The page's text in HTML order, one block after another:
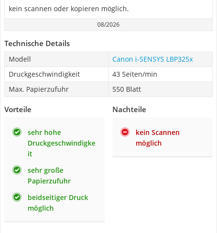
kein scannen oder kopieren möglich.
08/2026
Technische Details
Modell
Canon i-SENSYS LBP325x
Druckgeschwindigkeit
43 Seiten/min
Max. Papierzufuhr
550 Blatt
Vorteile
sehr hohe
Druckgeschwindigke
it
sehr große
Papierzufuhr
beidseitiger Druck
möglich
Nachteile
kein Scannen
möglich